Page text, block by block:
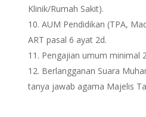
Klinik/Rumah Sakit).
AUM Pendidikan (TPA,
ART pasal 6 ayat 2d.
Pengajian umum minimal
Berlangganan Suara
tanya jawab agama Majelis